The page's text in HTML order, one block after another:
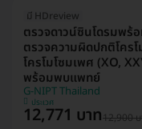
มี HDreview
ตรวจดาวน์ซินโดรมพร้
ตรวจความผิดปกติโคร
โครโมโซมเพศ (XO,
พร้อมพบแพทย์
G-NIPT Thailand
ประเวศ
12,771 บาท12,900